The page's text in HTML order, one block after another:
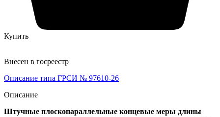
Купить
Внесен в госреестр
Описание типа ГРСИ № 97610-26
Описание
Штучные плоскопараллельные концевые меры длины